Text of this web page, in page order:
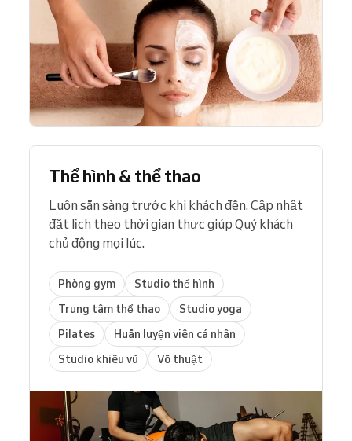
Thể hình & thể thao
Luôn sẵn sàng trước khi khách đến. Cập nhật
đặt lịch theo thời gian thực giúp Quý khách
chủ động mọi lúc.
Phòng gym
Studio thể hình
Trung tâm thể thao
Studio yoga
Pilates
Huấn luyện viên cá nhân
Studio khiêu vũ
Võ thuật